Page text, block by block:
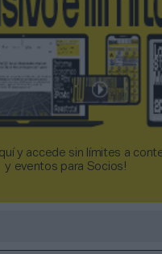
y accede sin límites a
y eventos para Socios!​​​​​​​